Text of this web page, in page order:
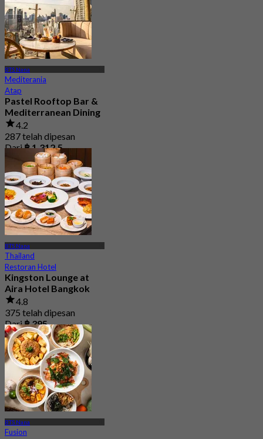
BTS Nana
Mediterania
Atap
Pastel Rooftop Bar &
Mediterranean Dining
4.2
287 telah dipesan
Dari฿ 1,312.5
BTS Nana
Thailand
Restoran Hotel
Kingston Lounge at
Aira Hotel Bangkok
4.8
375 telah dipesan
Dari฿ 395
BTS Nana
Fusion